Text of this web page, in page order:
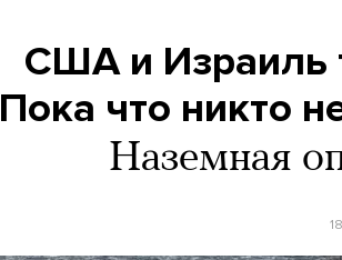
США и Израиль
Пока что никто
Наземная